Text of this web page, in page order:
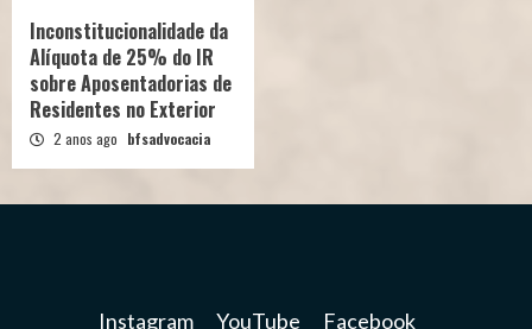
Inconstitucionalidade da
Alíquota de 25% do IR
sobre Aposentadorias de
Residentes no Exterior
2 anos ago bfsadvocacia
Instagram YouTube Facebook